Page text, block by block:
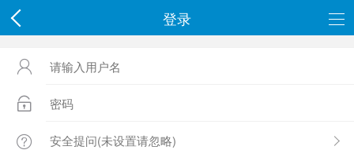
登录


